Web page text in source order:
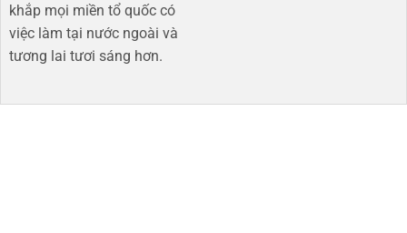
khắp mọi miền tổ quốc có
việc làm tại nước ngoài và
tương lai tươi sáng hơn​.